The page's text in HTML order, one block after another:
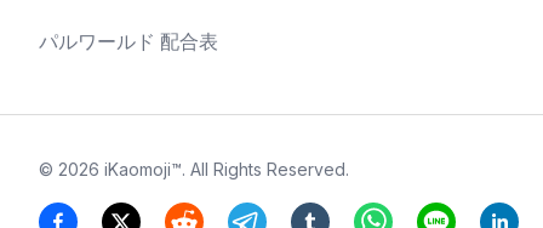
パルワールド 配合表
© 2026 iKaomoji™. All Rights Reserved.